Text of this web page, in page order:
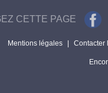
CETTE PAGE
Mentions légales Contacter